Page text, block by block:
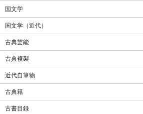
国文学
国文学（近代）
古典芸能
古典複製
近代自筆物
古典籍
古書目録